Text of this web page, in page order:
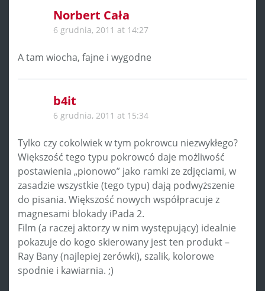
Norbert Cała
6 grudnia, 2011 at 14:27
A tam wiocha, fajne i wygodne
b4it
6 grudnia, 2011 at 15:34
Tylko czy cokolwiek w tym pokrowcu niezwykłego?
Większość tego typu pokrowcó daje możliwość
postawienia „pionowo” jako ramki ze zdjęciami, w
zasadzie wszystkie (tego typu) dają podwyższenie
do pisania. Większość nowych współpracuje z
magnesami blokady iPada 2.
Film (a raczej aktorzy w nim występujący) idealnie
pokazuje do kogo skierowany jest ten produkt –
Ray Bany (najlepiej zerówki), szalik, kolorowe
spodnie i kawiarnia. ;)